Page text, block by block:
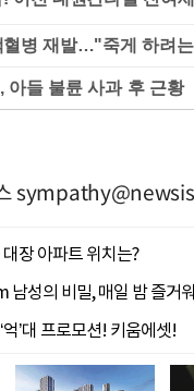
혈병 재발…"죽게 하려
아들 불륜 사과 후 근황